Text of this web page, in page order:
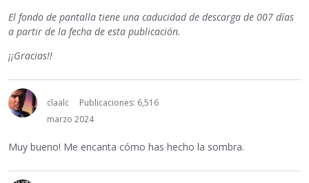
El fondo de pantalla tiene una caducidad de descarga de 007 días
a partir de la fecha de esta publicación.
¡¡Gracias!!
claalc
Publicaciones: 6,516
marzo 2024
Muy bueno! Me encanta cómo has hecho la sombra.